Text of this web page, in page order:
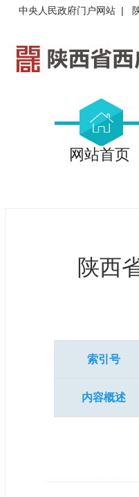
中央人民政府门户网站 |
网站首页
陕西
索引号
内容概述